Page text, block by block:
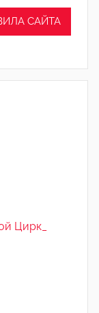
САЙТА
Цирк_